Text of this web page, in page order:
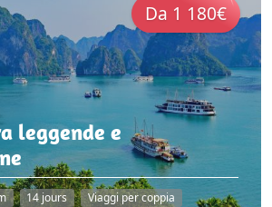
Da 1 180€
leggende e
14 jours Viaggi per coppia